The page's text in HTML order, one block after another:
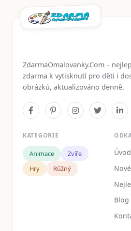
ZdarmaOmalovanky.Com –
zdarma k vytisknutí pro děti i
obrázků, aktualizováno denně.
KATEGORIE
Animace
Zvíře
Hry
Růžný
Nové
Blog